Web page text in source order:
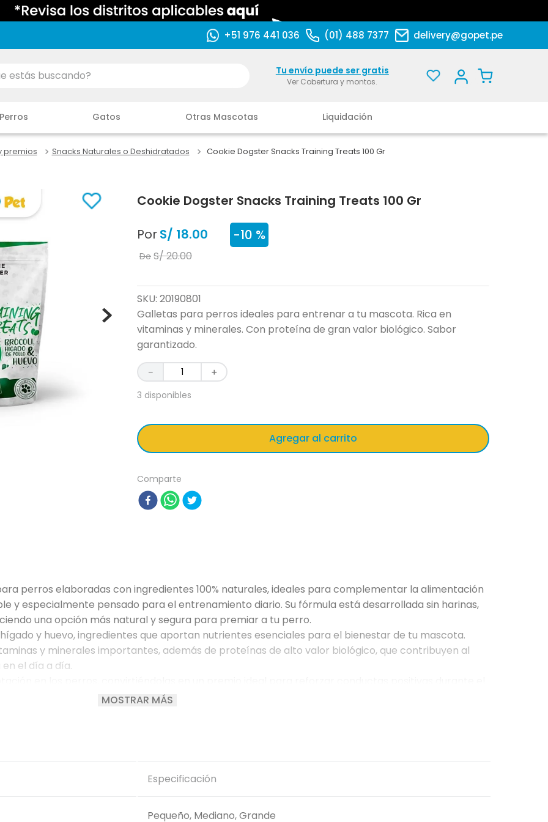
+51 976 441 036 (01) 488 7377 delivery@gopet.pe
buscando? Tu envío puede ser gratis
Ver Cobertura y montos.
Perros Gatos Otras Mascotas Liquidación
premios Snacks Naturales o Deshidratados Cookie Dogster Snacks Training Treats 100 Gr
Cookie Dogster Snacks Training Treats 100 Gr
De S/20.00
PorS/ 18.00 -10 %
SKU: 20190801
Galletas para perros ideales para entrenar a tu mascota. Rica en
vitaminas y minerales. Con proteína de gran valor biológico. Sabor
garantizado.
＋
－
3 disponibles
Agregar al carrito
Comparte
perros elaboradas con ingredientes 100% naturales, ideales para complementar la alimentación
y especialmente pensado para el entrenamiento diario. Su fórmula está desarrollada sin harinas,
una opción más natural y segura para premiar a tu perro.
y huevo, ingredientes que aportan nutrientes esenciales para el bienestar de tu mascota.
y minerales importantes, además de proteínas de alto valor biológico, que contribuyen al
el día a día.
para utilizar como recompensa durante sesiones de adiestramiento, ayudando a motivar a
de ingredientes naturales como el hígado y el huevo.
MOSTRAR MÁS
Especificación
Pequeño, Mediano, Grande